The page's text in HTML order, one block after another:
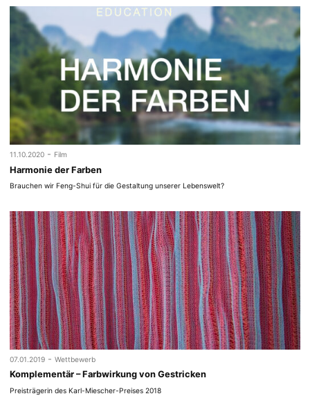
11.10.2020 - Film
Harmonie der Farben
Brauchen wir Feng-Shui für die Gestaltung unserer Lebenswelt?
07.01.2019 - Wettbewerb
Komplementär – Farbwirkung von Gestricken
Preisträgerin des Karl-Miescher-Preises 2018